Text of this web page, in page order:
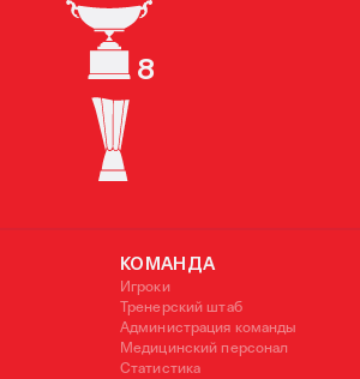
8
КОМАНДА
Игроки
Тренерский штаб
Администрация команды
Медицинский персонал
Статистика